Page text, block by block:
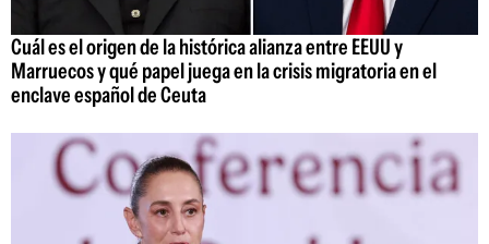
Cuál es el origen de la histórica alianza entre EEUU y
Marruecos y qué papel juega en la crisis migratoria en el
enclave español de Ceuta